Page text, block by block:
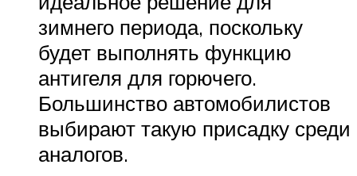
зимнего периода, поскольку
будет выполнять функцию
антигеля для горючего.
Большинство автомобилистов
выбирают такую присадку среди
аналогов.